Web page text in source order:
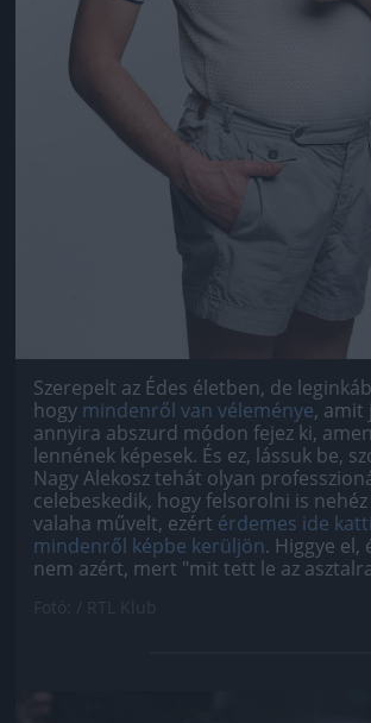
Szerepelt az Édes életben, de
hogy mindenről van véleménye, amit
annyira abszurd módon fejez ki,
lennének képesek. És ez, lássuk be,
Nagy Alekosz tehát olyan
celebeskedik, hogy felsorolni is
valaha művelt, ezért érdemes ide
mindenről képbe kerüljön. Higgye el,
nem azért, mert "mit tett le az